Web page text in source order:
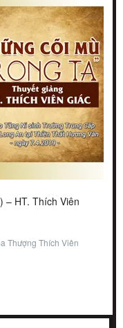
– HT. Thích Viên
Thượng Thích Viên